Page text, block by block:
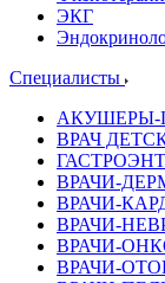
ЭКГ
Специалисты
АКУШЕРЫ-
ВРАЧ
ВРАЧИ-
ВРАЧИ-
ВРАЧИ-
ВРАЧИ-
ВРАЧИ-